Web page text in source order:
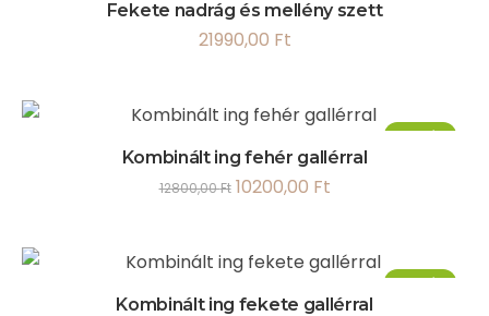
Fekete nadrág és mellény szett
21990,00 Ft
Akció!
Kombinált ing fehér gallérral
12800,00Ft 10200,00 Ft
Akció!
Kombinált ing fekete gallérral